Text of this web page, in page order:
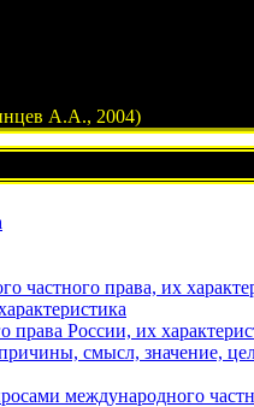
А.А., 2004)
частного права, их
права России, их
смысл, значение,
международного